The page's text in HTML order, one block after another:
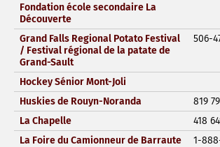
Fondation école secondaire La
Découverte
Grand Falls Regional Potato Festival
/ Festival régional de la patate de
Grand-Sault
506-
Hockey Sénior Mont-Joli
Huskies de Rouyn-Noranda
819
La Chapelle
418
La Foire du Camionneur de Barraute
1-